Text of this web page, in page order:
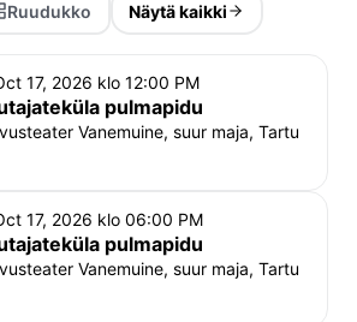
ekskursioonile „Teater kui
2026 Vanemuise suures
(k.a.) lapsed saavad etendusele
eluaastast
Ruudukko Näytä kaikki
17, 2026 klo 12:00 PM
pulmapidu
Vanemuine, suur maja, Tartu
17, 2026 klo 06:00 PM
pulmapidu
Vanemuine, suur maja, Tartu